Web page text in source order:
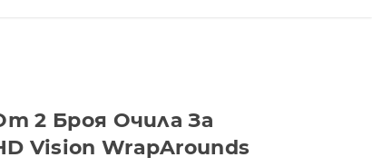
2 Броя Очила За
Vision WrapArounds